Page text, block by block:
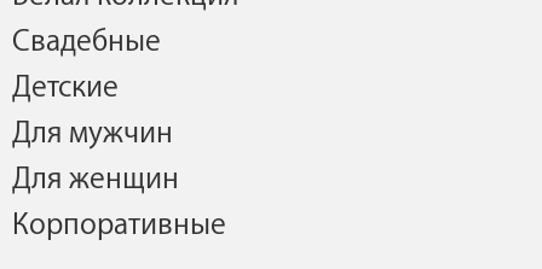
Свадебные
Детские
Для мужчин
Для женщин
Корпоративные